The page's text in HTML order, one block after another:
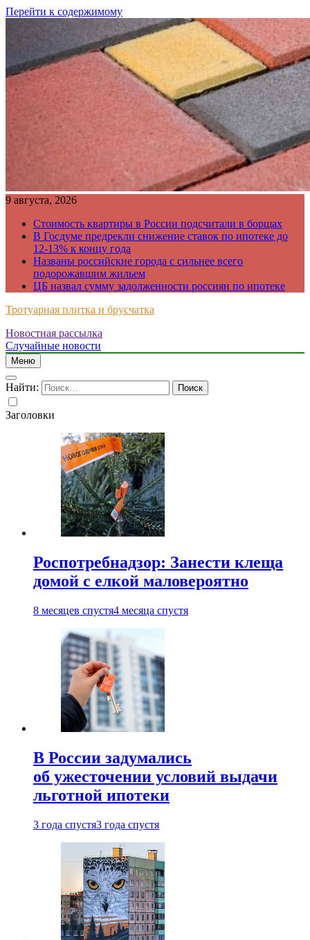
Перейти к содержимому
9 августа, 2026
Стоимость квартиры в России подсчитали в борщах
В Госдуме предрекли снижение ставок по ипотеке до
12-13% к концу года
Названы российские города с сильнее всего
подорожавшим жильем
ЦБ назвал сумму задолженности россиян по ипотеке
Тротуарная плитка и брусчатка
Just another WordPress site
Новостная рассылка
Случайные новости
Меню
Найти:
Заголовки
Роспотребнадзор: Занести клеща
домой с елкой маловероятно
8 месяцев спустя4 месяца спустя
В России задумались
об ужесточении условий выдачи
льготной ипотеки
3 года спустя3 года спустя